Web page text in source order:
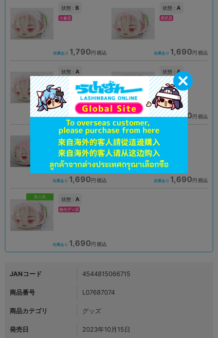
状態 : B
小倉店
在庫あり 1,790円 税込
状態 : A
所沢店
在庫あり 1,690円 税込
状態 : A
札幌店本館
在庫あり 1,690円 税込
状態 : A
横浜店
在庫あり 1,390円 税込
状態 : A
名古屋店本館
在庫あり 1,690円 税込 在庫あり 1,690円 税込
新入荷 状態 : A
柏モディ店
在庫あり 1,690円 税込
JANコード 4544815066715
商品番号 L07687074
商品カテゴリ グッズ
発売日 2023年10月15日